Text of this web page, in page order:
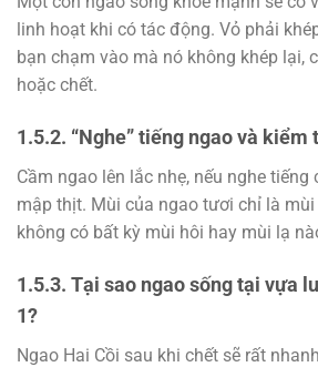
linh hoạt khi có tác động. Vỏ phải
bạn chạm vào mà nó không khép lại,
hoặc chết.
1.5.2. “Nghe” tiếng ngao và kiểm
Cầm ngao lên lắc nhẹ, nếu nghe
mập thịt. Mùi của ngao tươi chỉ là mùi
không có bất kỳ mùi hôi hay mùi lạ
1.5.3. Tại sao ngao sống tại vựa
1?
Ngao Hai Cồi sau khi chết sẽ rất